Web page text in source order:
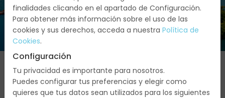
finalidades clicando en el apartado de Configuración.
Para obtener más información sobre el uso de las
cookies y sus derechos, acceda a nuestra Política de
Cookies.
Configuración
Tu privacidad es importante para nosotros.
Puedes configurar tus preferencias y elegir como
quieres que tus datos sean utilizados para los siguientes